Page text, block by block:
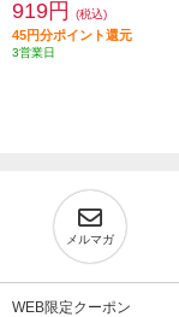
919円 (税込)
45円分ポイント還元
3営業日
メルマガ
WEB限定クーポン